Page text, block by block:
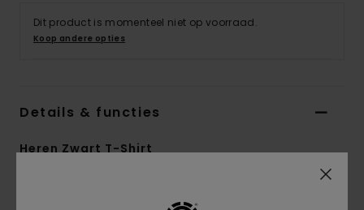
Dit product is momenteel niet op voorraad.
Koop andere opties
Details & functies
Heren Zwart T-Shirt